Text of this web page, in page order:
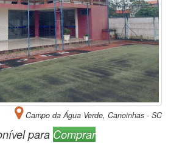
Campo da Água Verde, Canoinhas - SC
para Comprar